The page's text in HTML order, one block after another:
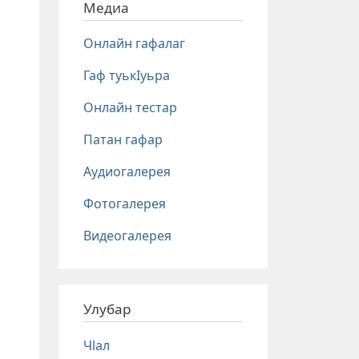
Медиа
Онлайн гафалаг
Гаф туькIуьра
Онлайн тестар
Патан гафар
Аудиогалерея
Фотогалерея
Видеогалерея
Улубар
Чlал